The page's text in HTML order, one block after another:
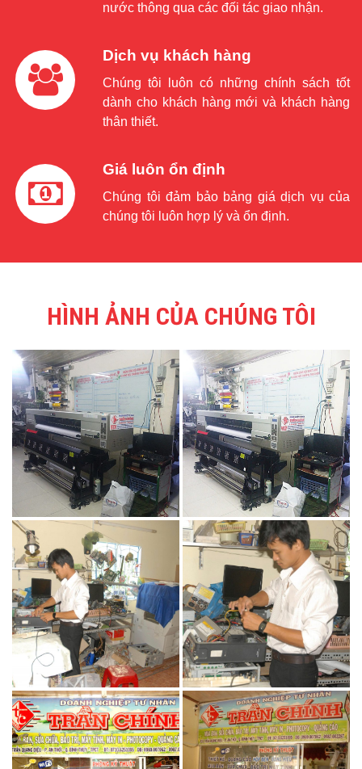
nước thông qua các đối tác giao nhận.
Dịch vụ khách hàng
Chúng tôi luôn có những chính sách tốt
dành cho khách hàng mới và khách hàng
thân thiết.
Giá luôn ổn định
Chúng tôi đảm bảo bảng giá dịch vụ của
chúng tôi luôn hợp lý và ổn định.
HÌNH ẢNH CỦA CHÚNG TÔI